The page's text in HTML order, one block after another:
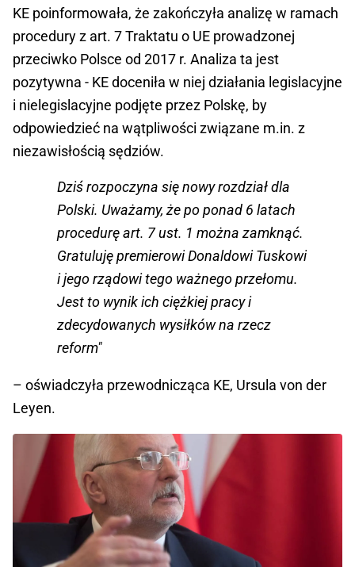
KE poinformowała, że zakończyła analizę w ramach
procedury z art. 7 Traktatu o UE prowadzonej
przeciwko Polsce od 2017 r. Analiza ta jest
pozytywna - KE doceniła w niej działania legislacyjne
i nielegislacyjne podjęte przez Polskę, by
odpowiedzieć na wątpliwości związane m.in. z
niezawisłością sędziów.
Dziś rozpoczyna się nowy rozdział dla
Polski. Uważamy, że po ponad 6 latach
procedurę art. 7 ust. 1 można zamknąć.
Gratuluję premierowi Donaldowi Tuskowi
i jego rządowi tego ważnego przełomu.
Jest to wynik ich ciężkiej pracy i
zdecydowanych wysiłków na rzecz
reform"
– oświadczyła przewodnicząca KE, Ursula von der
Leyen.